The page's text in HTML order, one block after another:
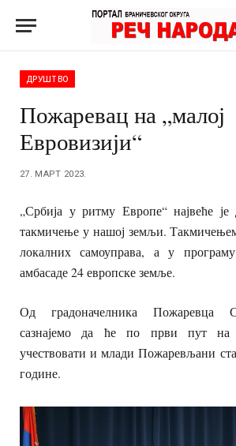
ДРУШТВО
Пожаревац на „малој
Евровизији“
27. МАРТ 2023.
„Србија у ритму Европе“ највеће је
такмичење у нашој земљи.
локалних самоуправа, а у
амбасаде 24 европске земље.
Од градоначелника Пожаревца
сазнајемо да ће по први пут на
учествовати и млади Пожаревљани
године.